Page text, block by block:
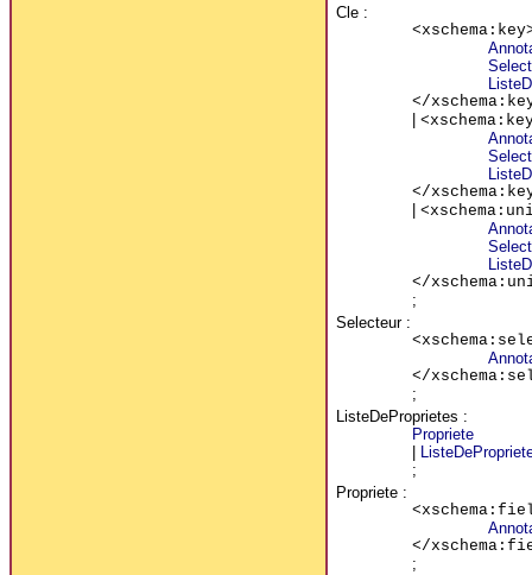
Cle:
</
|
</
|
</
;
Selecteur:
</
;
ListeDeProprietes :
Propriete
|
;
Propriete:
</
;